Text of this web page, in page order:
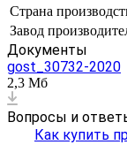
Страна
Завод
Документы
gost_30732-2020
2,3 Мб
Вопросы и
Как купить